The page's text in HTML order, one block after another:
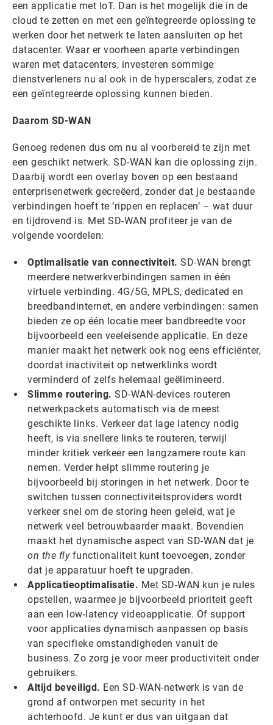
een applicatie met IoT. Dan is het mogelijk die in de
cloud te zetten en met een geïntegreerde oplossing te
werken door het netwerk te laten aansluiten op het
datacenter. Waar er voorheen aparte verbindingen
waren met datacenters, investeren sommige
dienstverleners nu al ook in de hyperscalers, zodat ze
een geïntegreerde oplossing kunnen bieden.
Daarom SD-WAN
Genoeg redenen dus om nu al voorbereid te zijn met
een geschikt netwerk. SD-WAN kan die oplossing zijn.
Daarbij wordt een overlay boven op een bestaand
enterprisenetwerk gecreëerd, zonder dat je bestaande
verbindingen hoeft te ‘rippen en replacen’ – wat duur
en tijdrovend is. Met SD-WAN profiteer je van de
volgende voordelen:
Optimalisatie van connectiviteit. SD-WAN brengt
meerdere netwerkverbindingen samen in één
virtuele verbinding. 4G/5G, MPLS, dedicated en
breedbandinternet, en andere verbindingen: samen
bieden ze op één locatie meer bandbreedte voor
bijvoorbeeld een veeleisende applicatie. En deze
manier maakt het netwerk ook nog eens efficiënter,
doordat inactiviteit op netwerklinks wordt
verminderd of zelfs helemaal geëlimineerd.
Slimme routering. SD-WAN-devices routeren
netwerkpackets automatisch via de meest
geschikte links. Verkeer dat lage latency nodig
heeft, is via snellere links te routeren, terwijl
minder kritiek verkeer een langzamere route kan
nemen. Verder helpt slimme routering je
bijvoorbeeld bij storingen in het netwerk. Door te
switchen tussen connectiviteitsproviders wordt
verkeer snel om de storing heen geleid, wat je
netwerk veel betrouwbaarder maakt. Bovendien
maakt het dynamische aspect van SD-WAN dat je
on the flyfunctionaliteit kunt toevoegen, zonder
dat je apparatuur hoeft te upgraden.
Applicatieoptimalisatie. Met SD-WAN kun je rules
opstellen, waarmee je bijvoorbeeld prioriteit geeft
aan een low-latency videoapplicatie. Of support
voor applicaties dynamisch aanpassen op basis
van specifieke omstandigheden vanuit de
business. Zo zorg je voor meer productiviteit onder
gebruikers.
Altijd beveiligd. Een SD-WAN-netwerk is van de
grond af ontworpen met security in het
achterhoofd. Je kunt er dus van uitgaan dat